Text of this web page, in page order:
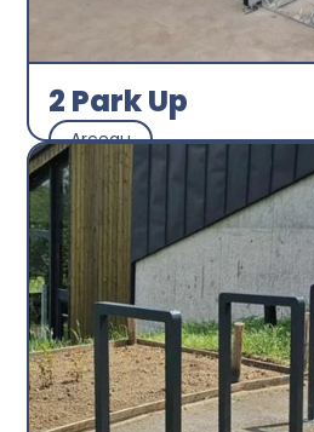
2 Park Up
Arceau
Abri plus
Découvrir